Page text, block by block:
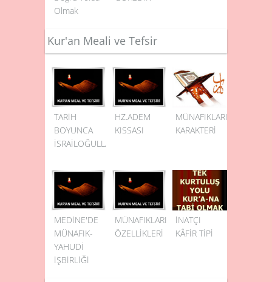
Olmak
Kur'an Meali ve Tefsir
TARİH
BOYUNCA
İSRAİLOĞULLARI
HZ.ADEM
KISSASI
MÜNAFIKLARIN
KARAKTERİ
MEDİNE'DE
MÜNAFIK-
YAHUDİ
İŞBİRLİĞİ
MÜNAFIKLARIN
ÖZELLİKLERİ
İNATÇI
KÂFİR TİPİ